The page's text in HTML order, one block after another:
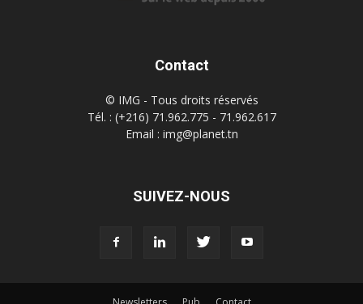
Contact
© IMG - Tous droits réservés
Tél. : (+216) 71.962.775 - 71.962.617
Email : img@planet.tn
SUIVEZ-NOUS